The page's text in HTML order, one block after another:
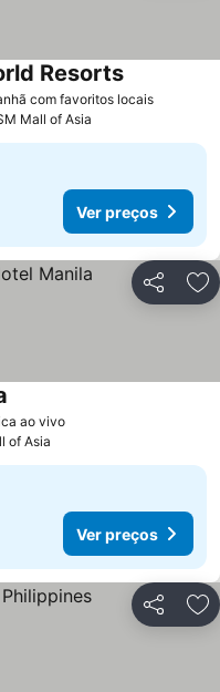
com favoritos locais
Resorts
Mall of Asia
Ver preços
Partilhar
ao vivo
of Asia
Ver preços
Partilhar